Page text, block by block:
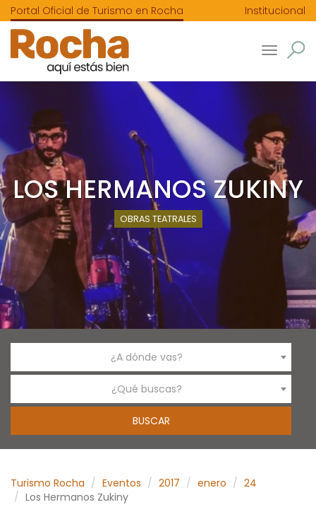
Portal Oficial de Turismo en Rocha Institucional
Toggle
LOS HERMANOS ZUKINY
OBRAS TEATRALES
¿A dónde vas?
¿Qué buscas?
Turismo Rocha Eventos 2017 enero
24
Los Hermanos Zukiny